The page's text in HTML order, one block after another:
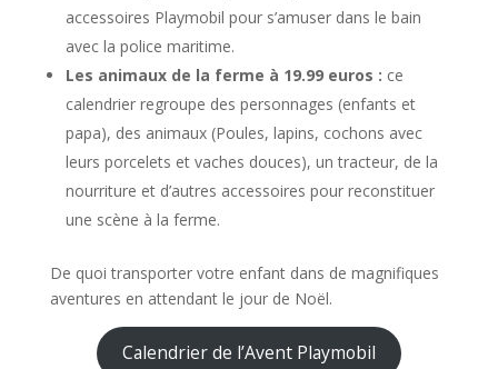
accessoires Playmobil pour s’amuser dans le bain
avec la police maritime.
Les animaux de la ferme à 19.99 euros : ce
calendrier regroupe des personnages (enfants et
papa), des animaux (Poules, lapins, cochons avec
leurs porcelets et vaches douces), un tracteur, de la
nourriture et d’autres accessoires pour reconstituer
une scène à la ferme.
De quoi transporter votre enfant dans de magnifiques
aventures en attendant le jour de Noël.
Calendrier de l’Avent Playmobil